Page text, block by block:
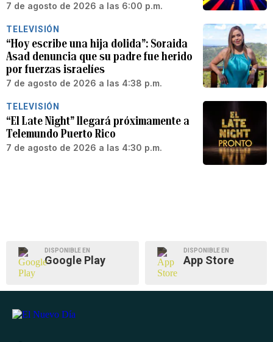
7 de agosto de 2026 a las 6:00 p.m.
TELEVISIÓN
“Hoy escribe una hija dolida”: Soraida
Asad denuncia que su padre fue herido
por fuerzas israelíes
7 de agosto de 2026 a las 4:38 p.m.
TELEVISIÓN
“El Late Night” llegará próximamente a
Telemundo Puerto Rico
7 de agosto de 2026 a las 4:30 p.m.
DISPONIBLE EN
Google Play
DISPONIBLE EN
App Store